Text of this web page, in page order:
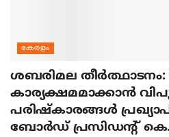
കേരളം
ശബരിമല
കാര്യക്ഷമമാക്കാന്‍
പരിഷ്‌കാരങ്ങള്‍
ബോര്‍ഡ് പ്രസിഡന്റ്